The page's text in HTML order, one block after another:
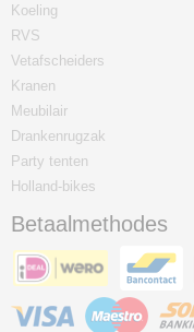
Koeling
RVS
Vetafscheiders
Kranen
Meubilair
Drankenrugzak
Party tenten
Holland-bikes
Betaalmethodes